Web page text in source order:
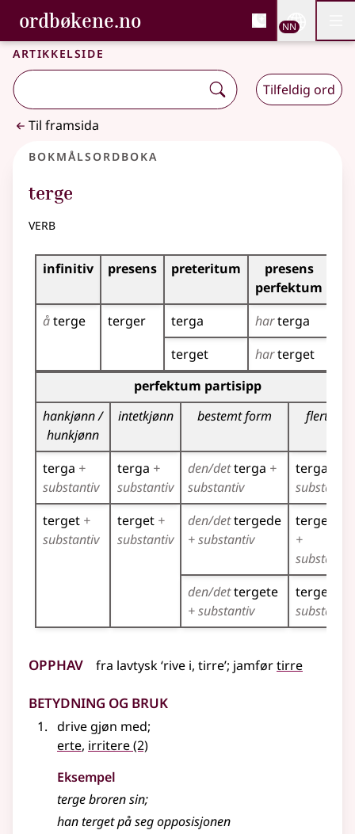
Gå til hovudinnhald
Tilgjenge
ordbøkene.no, Bokmålsordboka og
Bokmålsordboka og Nynorskordboka
NN
Artikkelside
Tilfeldig ord
Til framsida
Bokmålsordboka
terge
verb
Bøyingstabell for dette verbet
infinitiv presens preteritum
presens
perfektum
återge terger terga harterga
terget
harterget
Bøyingstabell for dette verbet (partisippformer)
perfektum partisipp
hankjønn /
hunkjønn
intetkjønn bestemt form flertall
terga +
substantiv
terga +
substantiv
den/detterga +
substantiv
terga
substantiv
terget +
substantiv
terget +
substantiv
den/dettergede
+ substantiv
tergede
+
substantiv
den/dettergete
+ substantiv
tergete
substantiv
Opphav fra lavtysk‘rive i, tirre’; jamførtirre
Betydning og bruk
drive gjøn med;
erte, irritere(2)
Eksempel
terge broren sin;
han terget på seg opposisjonen